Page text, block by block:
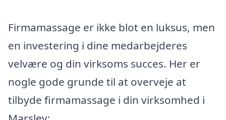
Firmamassage er ikke blot en luksus, men
en investering i dine medarbejderes
velvære og din virksoms succes. Her er
nogle gode grunde til at overveje at
tilbyde firmamassage i din virksomhed i